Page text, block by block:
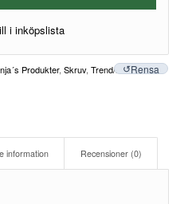
Rensa
i inköpslista
Produkter, Skruv, Trend/Modern
information Recensioner (0)